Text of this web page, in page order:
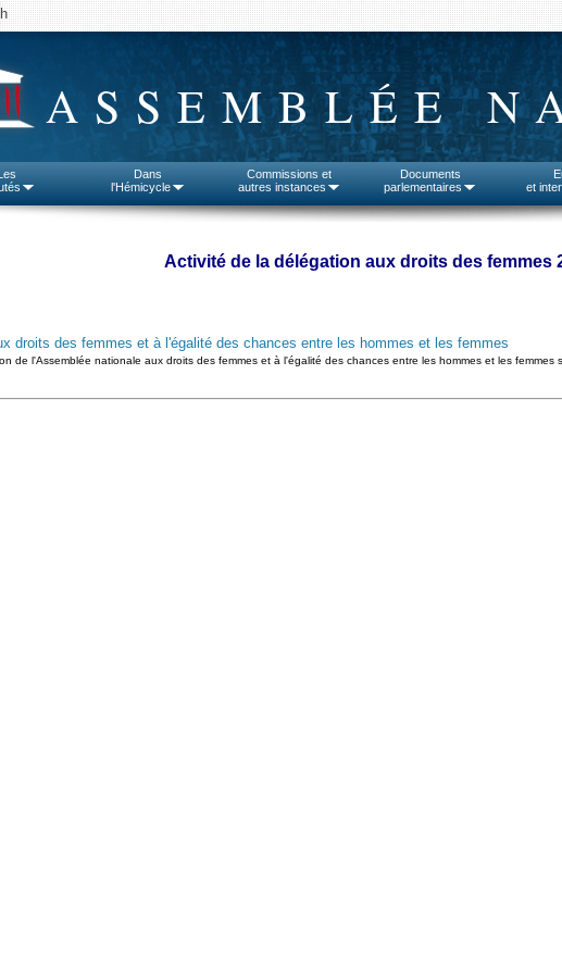
ASSEMBLÉE
Dans
l'Hémicycle
Commissions et
autres instances
Documents
parlementaires
et
Activité de la délégation aux droits des femmes
droits des femmes et à l'égalité des chances entre les hommes et les femmes
de l'Assemblée nationale aux droits des femmes et à l'égalité des chances entre les hommes et les